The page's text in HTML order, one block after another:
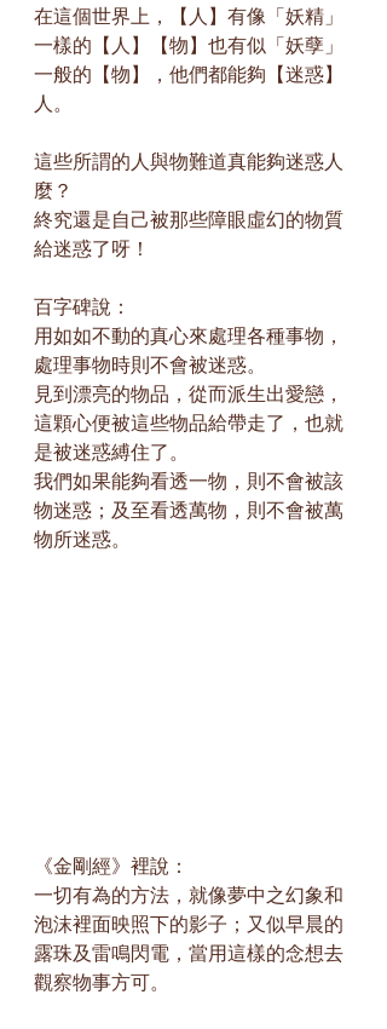
在這個世界上，【人】有像「妖精」
一樣的【人】【物】也有似「妖孽」
一般的【物】，他們都能夠【迷惑】
人。
這些所謂的人與物難道真能夠迷惑人
麼？
終究還是自己被那些障眼虛幻的物質
給迷惑了呀！
百字碑說：
用如如不動的真心來處理各種事物，
處理事物時則不會被迷惑。
見到漂亮的物品，從而派生出愛戀，
這顆心便被這些物品給帶走了，也就
是被迷惑縛住了。
我們如果能夠看透一物，則不會被該
物迷惑；及至看透萬物，則不會被萬
物所迷惑。
《金剛經》裡說：
一切有為的方法，就像夢中之幻象和
泡沫裡面映照下的影子；又似早晨的
露珠及雷鳴閃電，當用這樣的念想去
觀察物事方可。